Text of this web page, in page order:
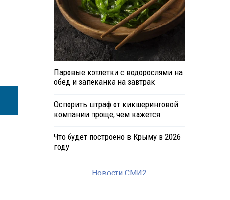
Паровые котлетки с водорослями на
обед и запеканка на завтрак
Оспорить штраф от кикшеринговой
компании проще, чем кажется
Что будет построено в Крыму в 2026
году
Новости СМИ2